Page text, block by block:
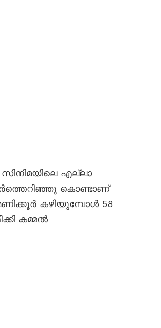
എല്ലാ
കൊണ്ടാണ്
കഴിയുമ്പോൾ 58
കമ്മൽ